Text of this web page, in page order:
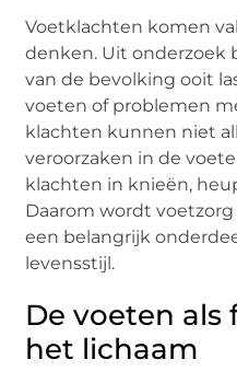
Voetklachten komen
denken. Uit onderzoek
van de bevolking ooit
voeten of problemen
klachten kunnen niet
veroorzaken in de
klachten in knieën,
Daarom wordt
een belangrijk
levensstijl.
De voeten
het lichaam